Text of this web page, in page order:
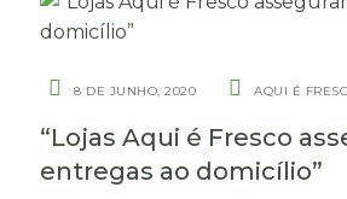
8 DE JUNHO, 2020 AQUI É
“Lojas Aqui é Fresco
entregas ao domicílio”